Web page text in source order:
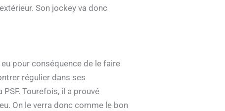
Son jockey va donc
pour conséquence de le faire
régulier dans ses
Tourefois, il a prouvé
On le verra donc comme le bon